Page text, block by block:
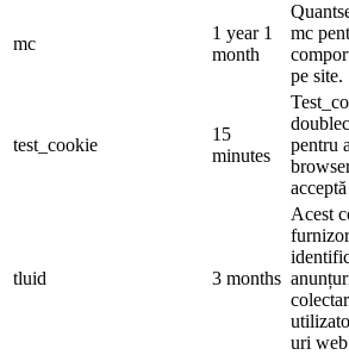
mc
1 year 1
month
mc
pe site.
test_cookie
15
minutes
pentru
tluid 3 months
Acest
uri